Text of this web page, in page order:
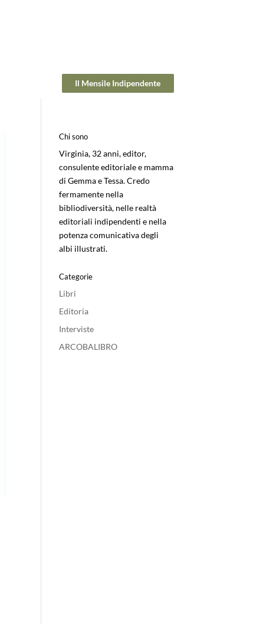
Il Mensile Indipendente
Chi sono
Virginia, 32 anni, editor,
consulente editoriale e mamma
di Gemma e Tessa. Credo
fermamente nella
bibliodiversità, nelle realtà
editoriali indipendenti e nella
potenza comunicativa degli
albi illustrati.
Categorie
Libri
Editoria
Interviste
ARCOBALIBRO